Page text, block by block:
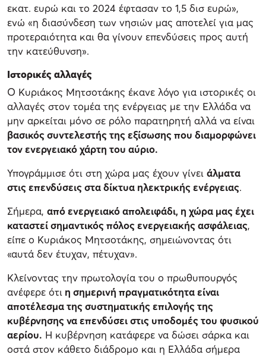
εκατ. ευρώ και το 2024 έφτασαν το 1,5 δισ ευρώ»,
ενώ «η διασύνδεση των νησιών μας αποτελεί για μας
προτεραιότητα και θα γίνουν επενδύσεις προς αυτή
την κατεύθυνση».
Ιστορικές αλλαγές
Ο Κυριάκος Μητσοτάκης έκανε λόγο για ιστορικές οι
αλλαγές στον τομέα της ενέργειας με την Ελλάδα να
μην αρκείται μόνο σε ρόλο παρατηρητή αλλά να είναι
βασικός συντελεστής της εξίσωσης που διαμορφώνει
τον ενεργειακό χάρτη του αύριο.
Υπογράμμισε ότι στη χώρα μας έχουν γίνει άλματα
στις επενδύσεις στα δίκτυα ηλεκτρικής ενέργειας.
Σήμερα, από ενεργειακό απολειφάδι, η χώρα μας έχει
καταστεί σημαντικός πόλος ενεργειακής ασφάλειας,
είπε ο Κυριάκος Μητσοτάκης, σημειώνοντας ότι
«αυτά δεν έτυχαν, πέτυχαν».
Κλείνοντας την πρωτολογία του ο πρωθυπουργός
ανέφερε ότι η σημερινή πραγματικότητα είναι
αποτέλεσμα της συστηματικής επιλογής της
κυβέρνησης να επενδύσει στις υποδομές του φυσικού
αερίου. Η κυβέρνηση κατάφερε να δώσει σάρκα και
οστά στον κάθετο διάδρομο και η Ελλάδα σήμερα